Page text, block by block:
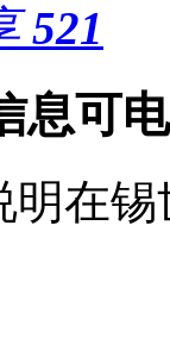
521
息可
在